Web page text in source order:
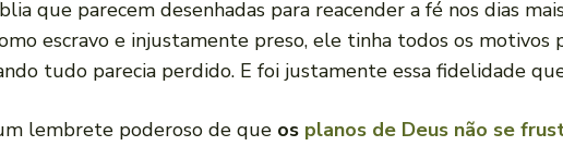
que parecem desenhadas para reacender a fé nos dias
escravo e injustamente preso, ele tinha todos os motivos
tudo parecia perdido. E foi justamente essa fidelidade
lembrete poderoso de que os planos de Deus não se